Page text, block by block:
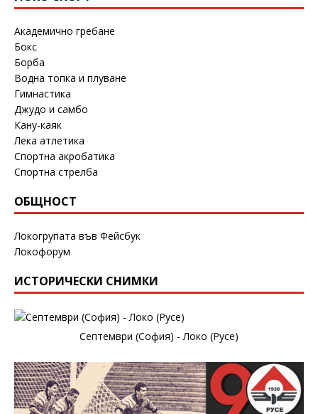
Академично гребане
Бокс
Борба
Водна топка и плуване
Гимнастика
Джудо и самбо
Кану-каяк
Лека атлетика
Спортна акробатика
Спортна стрелба
ОБЩНОСТ
Локогрупата във Фейсбук
Локофорум
ИСТОРИЧЕСКИ СНИМКИ
Септември (София) - Локо (Русе)